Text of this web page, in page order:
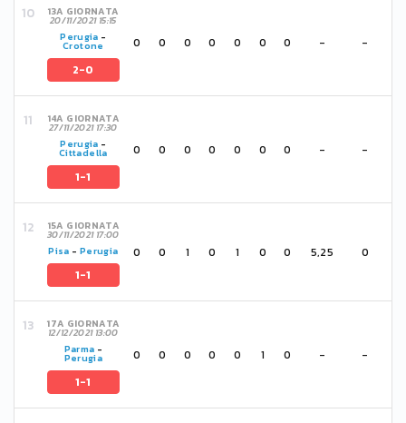
13A GIORNATA
20/11/2021 15:15
Perugia -
Crotone
2-0
0 0 0 0 0 0 0 - -
14A GIORNATA
27/11/2021 17:30
Perugia -
Cittadella
1-1
0 0 0 0 0 0 0 - -
15A GIORNATA
30/11/2021 17:00
Pisa - Perugia
1-1
0 0 1 0 1 0 0 5,25 0
17A GIORNATA
12/12/2021 13:00
Parma -
Perugia
1-1
0 0 0 0 0 1 0 - -